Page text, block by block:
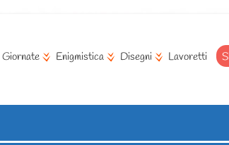
Giornate Enigmistica Disegni Lavoretti